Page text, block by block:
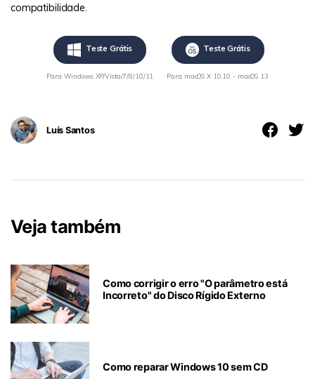
compatibilidade.
Teste Grátis
Para Windows XP/Vista/7/8/10/11
Teste Grátis
Para macOS X 10.10 - macOS 13
Luís Santos
Veja também
Como corrigir o erro "O parâmetro está
Incorreto" do Disco Rígido Externo
Como reparar Windows 10 sem CD